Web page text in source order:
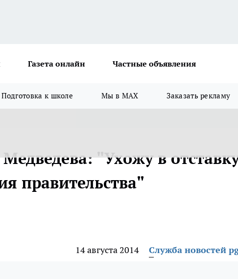
Газета онлайн Частные объявления
Подготовка к школе Мы в MAX Заказать рекламу
"Ухожу в
правительства"
14 августа 2014 Служба новостей